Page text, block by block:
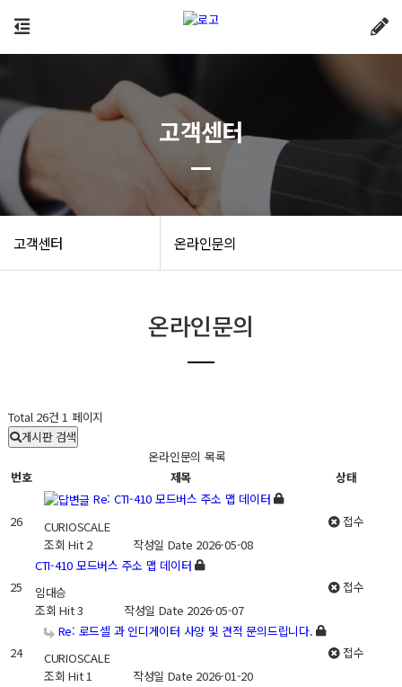
고객센터 온라인문의
고객센터
온라인문의
Total 26건 1 페이지
게시판 검색
온라인문의 목록
번호
제목 상태
26
Re: CTI-410 모드버스 주소 맵 데이터
CURIOSCALE
조회Hit 2 작성일 Date 2026-05-08
접수
25
CTI-410 모드버스 주소 맵 데이터
임대승
조회Hit 3 작성일 Date 2026-05-07
접수
24
Re: 로드셀 과 인디게이터 사양 및 견적 문의드립니다.
CURIOSCALE
조회Hit 1 작성일 Date 2026-01-20
접수